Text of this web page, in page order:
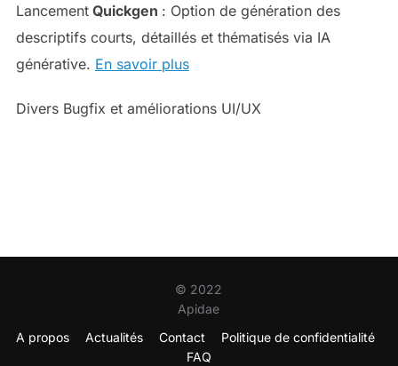
LancementQuickgen : Option de génération des
descriptifs courts, détaillés et thématisés via IA
générative. En savoir plus
Divers Bugfix et améliorations UI/UX
© 2022
Apidae
A propos
Actualités Contact
Politique de confidentialité
FAQ